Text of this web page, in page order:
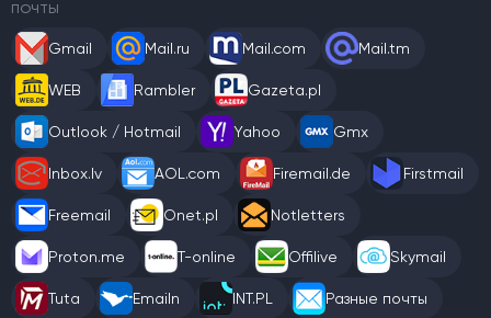
ПОЧТЫ
Gmail Mail.ru Mail.com Mail.tm
WEB Rambler Gazeta.pl
Outlook / Hotmail Yahoo Gmx
Inbox.lv AOL.com Firemail.de Firstmail
Freemail Onet.pl Notletters
Proton.me T-online Offilive Skymail
Tuta Emailn INT.PL Разные почты